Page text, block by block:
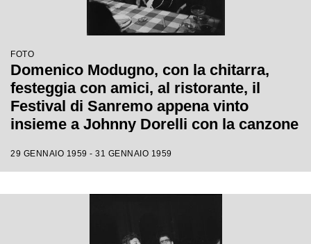
FOTO
Domenico Modugno, con la chitarra,
festeggia con amici, al ristorante, il
Festival di Sanremo appena vinto
insieme a Johnny Dorelli con la canzone
29 GENNAIO 1959 - 31 GENNAIO 1959